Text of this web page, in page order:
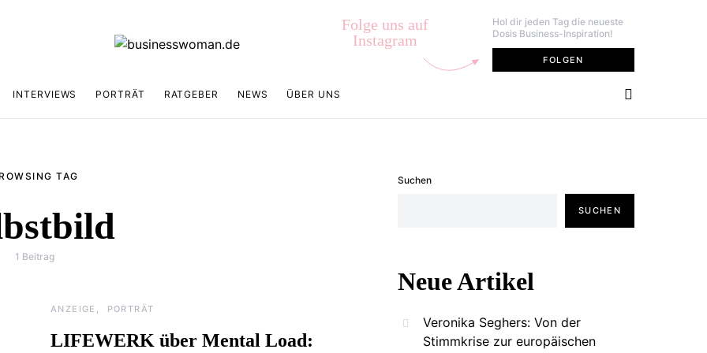
Folge uns auf
Instagram
Hol dir jeden Tag die neueste
Dosis Business-Inspiration!
FOLGEN
INTERVIEWS PORTRÄT RATGEBER NEWS ÜBER UNS
TAG
1 Beitrag
ANZEIGE PORTRÄT
LIFEWERK über Mental Load:
Suchen
SUCHEN
Neue Artikel
Veronika Seghers: Von der
Stimmkrise zur europäischen